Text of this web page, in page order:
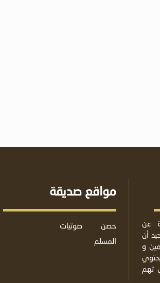
عن
أن
و
تهم
مواقع صديقة
حصن
المسلم
صوتيات